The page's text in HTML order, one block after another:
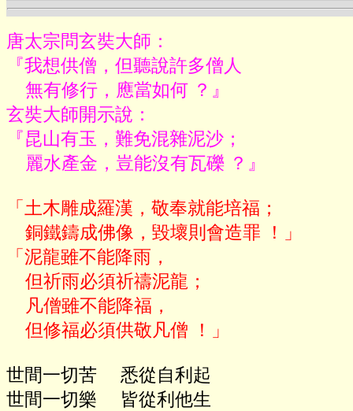
唐太宗問玄奘大師：
『我想供僧，但聽說許多僧人
玄奘大師開示說：
『昆山有玉，難免混雜泥沙；
    麗水產金，豈能沒有瓦礫 ？』
「土木雕成羅漢，敬奉就能培福；
「泥龍雖不能降雨，
世間一切苦     悉從自利起
世間一切樂     皆從利他生